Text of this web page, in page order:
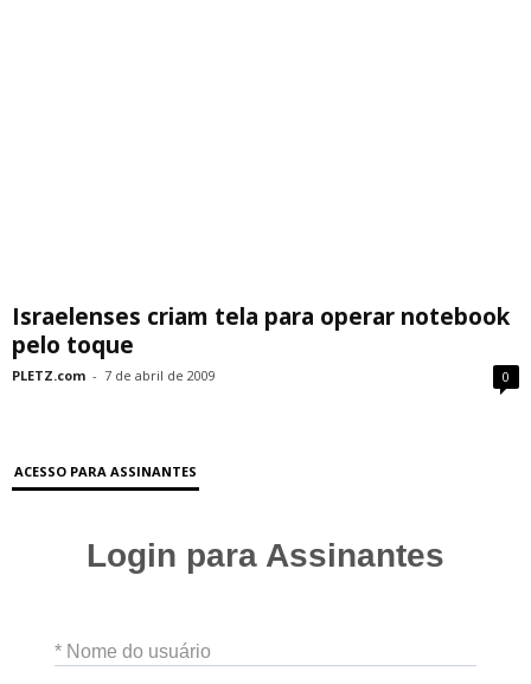
Israelenses criam tela para operar notebook
pelo toque
PLETZ.com - 7 de abril de 2009 0
ACESSO PARA ASSINANTES
Login para Assinantes
* Nome do usuário